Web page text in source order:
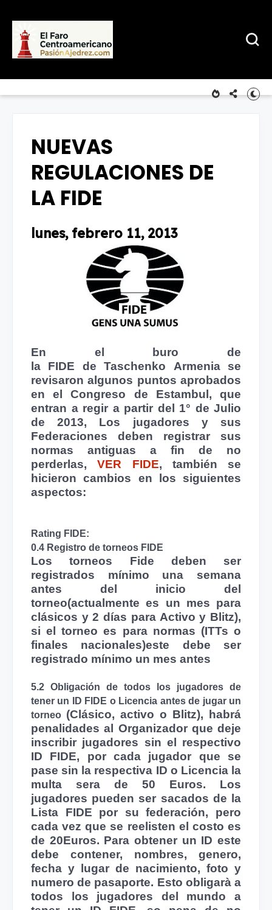
NUEVAS
REGULACIONES DE
LA FIDE
lunes, febrero 11, 2013
En el buro de
la FIDE deTaschenko Armenia se
revisaron algunos puntos aprobados
en el Congreso de Estambul , que
entran a regir a partir del 1° de Julio
de 2013, Los jugadores y sus
Federaciones deben registrar sus
normas antiguas a fin de no
perderlas,VER FIDE, también se
hicieron cambios en los siguientes
aspectos:
Rating FIDE:
0.4 Registro de torneos FIDE
Los torneos Fide deben ser
registrados mínimo una semana
antes del inicio del
torneo(actualmente es un mes para
clásicos y 2 días para Activo y Blitz),
si el torneo es para normas (ITTs o
finales nacionales)este debe ser
registrado mínimo un mes antes
5.2 Obligación de todos los jugadores de
tener un ID FIDE o Licencia antes de jugar un
torneo (Clásico, activo o Blitz), habrá
penalidades al Organizador que deje
inscribir jugadores sin el respectivo
ID FIDE, por cada jugador que se
pase sin la respectiva ID o Licencia la
multa sera de 50 Euros. Los
jugadores pueden ser sacados de la
Lista FIDE por su federación, pero
cada vez que se reelisten el costo es
de 20Euros. Para obtener un ID este
debe contener, nombres, genero,
fecha y lugar de nacimiento, foto y
numero de pasaporte. Esto obligarà a
todos los jugadores del mundo a